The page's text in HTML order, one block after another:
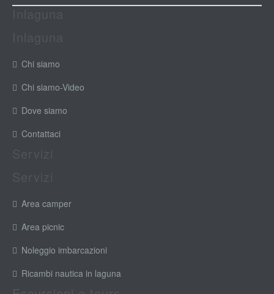
Chi siamo
Chi siamo-Video
Dove siamo
Contattaci
Area camper
Area picnic
Noleggio imbarcazioni
Ricambi nautica in laguna